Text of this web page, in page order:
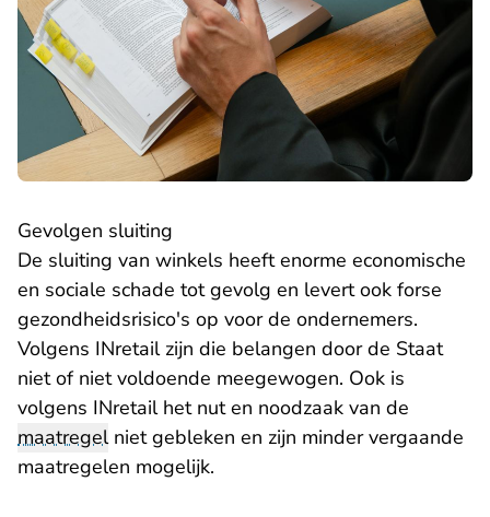
Gevolgen sluiting
De sluiting van winkels heeft enorme economische
en sociale schade tot gevolg en levert ook forse
gezondheidsrisico's op voor de ondernemers.
Volgens INretail zijn die belangen door de Staat
niet of niet voldoende meegewogen. Ook is
volgens INretail het nut en noodzaak van de
maatregelniet gebleken en zijn minder vergaande
maatregelen mogelijk.